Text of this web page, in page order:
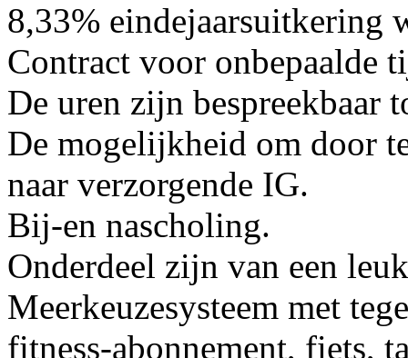
8,33% eindejaarsuitkering
Contract voor onbepaalde
De uren zijn bespreekbaar
De mogelijkheid om door
naar verzorgende IG.
Bij-en nascholing.
Onderdeel zijn van een
Meerkeuzesysteem met
fitness-abonnement, fiets,